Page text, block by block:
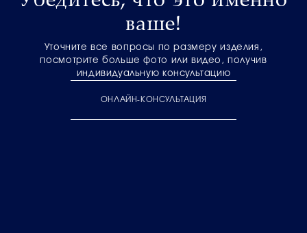
ваше!
Уточните все вопросы по размеру изделия,
посмотрите больше фото или видео, получив
индивидуальную консультацию
ОНЛАЙН-КОНСУЛЬТАЦИЯ